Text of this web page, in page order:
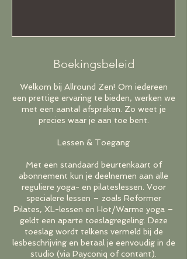
Boekingsbeleid
Welkom bij Allround Zen! Om iedereen
een prettige ervaring te bieden, werken we
met een aantal afspraken. Zo weet je
precies waar je aan toe bent.
Lessen & Toegang
Met een standaard beurtenkaart of
abonnement kun je deelnemen aan alle
reguliere yoga- en pilateslessen. Voor
specialere lessen – zoals Reformer
Pilates, XL-lessen en Hot/Warme yoga –
geldt een aparte toeslagregeling. Deze
toeslag wordt telkens vermeld bij de
lesbeschrijving en betaal je eenvoudig in de
studio (via Payconiq of contant).